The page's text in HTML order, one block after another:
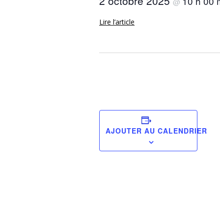
Lire l’article
AJOUTER AU CALENDRIER